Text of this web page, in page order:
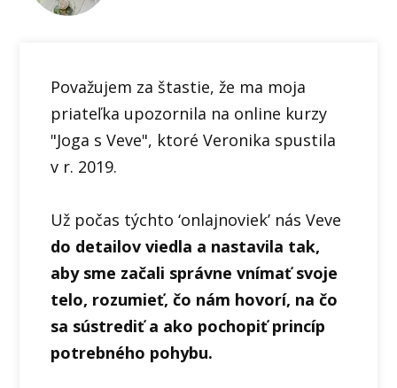
Považujem za štastie, že ma moja
priateľka upozornila na online kurzy
"Joga s Veve", ktoré Veronika spustila
v r. 2019.
Už počas týchto ‘onlajnoviek’ nás Veve
do detailov viedla a nastavila tak,
aby sme začali správne vnímať svoje
telo, rozumieť, čo nám hovorí, na čo
sa sústrediť a ako pochopiť princíp
potrebného pohybu.